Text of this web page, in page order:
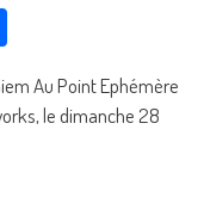
Partager
Au Point Ephémère
le dimanche 28